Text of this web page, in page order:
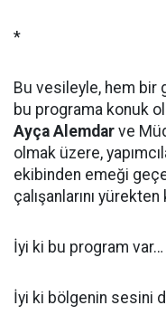
*
Bu vesileyle, hem bir
bu programa konuk
Ayça Alemdar ve
olmak üzere,
ekibinden emeği
çalışanlarını
İyi ki bu program var…
İyi ki bölgenin sesini